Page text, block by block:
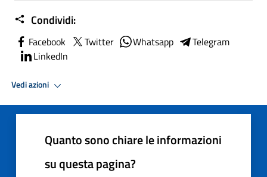
Condividi:
Facebook Twitter Whatsapp
Telegram
LinkedIn
Vedi azioni
Quanto sono chiare le informazioni
su questa pagina?